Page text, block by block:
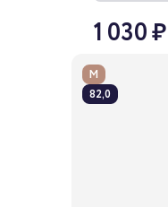
1 030 ₽
М
82,0